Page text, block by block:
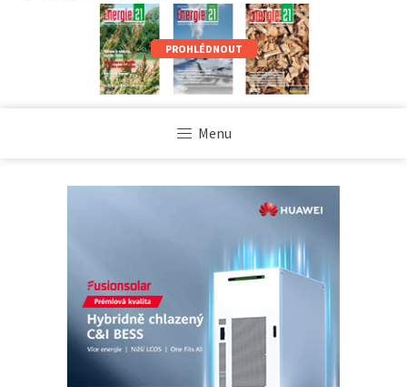
PROHLÉDNOUT
Menu